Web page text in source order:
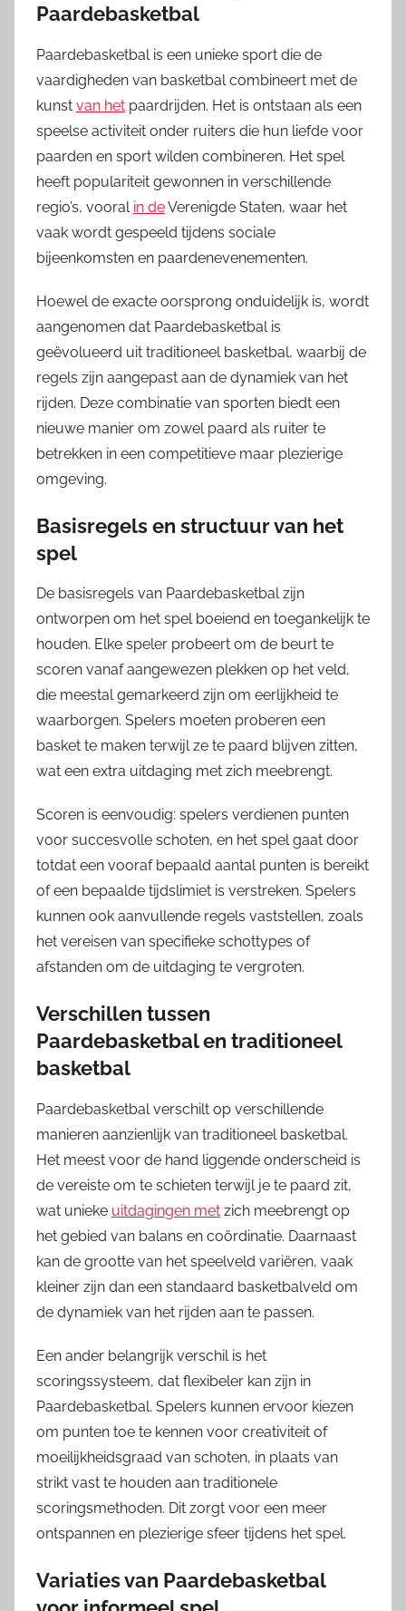
Paardebasketbal
Paardebasketbal is een unieke sport die de
vaardigheden van basketbal combineert met de
kunst van het paardrijden. Het is ontstaan als een
speelse activiteit onder ruiters die hun liefde voor
paarden en sport wilden combineren. Het spel
heeft populariteit gewonnen in verschillende
regio’s, vooral in deVerenigde Staten, waar het
vaak wordt gespeeld tijdens sociale
bijeenkomsten en paardenevenementen.
Hoewel de exacte oorsprong onduidelijk is, wordt
aangenomen dat Paardebasketbal is
geëvolueerd uit traditioneel basketbal, waarbij de
regels zijn aangepast aan de dynamiek van het
rijden. Deze combinatie van sporten biedt een
nieuwe manier om zowel paard als ruiter te
betrekken in een competitieve maar plezierige
omgeving.
Basisregels en structuur van het
spel
De basisregels van Paardebasketbal zijn
ontworpen om het spel boeiend en toegankelijk te
houden. Elke speler probeert om de beurt te
scoren vanaf aangewezen plekken op het veld,
die meestal gemarkeerd zijn om eerlijkheid te
waarborgen. Spelers moeten proberen een
basket te maken terwijl ze te paard blijven zitten,
wat een extra uitdaging met zich meebrengt.
Scoren is eenvoudig: spelers verdienen punten
voor succesvolle schoten, en het spel gaat door
totdat een vooraf bepaald aantal punten is bereikt
of een bepaalde tijdslimiet is verstreken. Spelers
kunnen ook aanvullende regels vaststellen, zoals
het vereisen van specifieke schottypes of
afstanden om de uitdaging te vergroten.
Verschillen tussen
Paardebasketbal en traditioneel
basketbal
Paardebasketbal verschilt op verschillende
manieren aanzienlijk van traditioneel basketbal.
Het meest voor de hand liggende onderscheid is
de vereiste om te schieten terwijl je te paard zit,
wat unieke uitdagingen met zich meebrengt op
het gebied van balans en coördinatie. Daarnaast
kan de grootte van het speelveld variëren, vaak
kleiner zijn dan een standaard basketbalveld om
de dynamiek van het rijden aan te passen.
Een ander belangrijk verschil is het
scoringssysteem, dat flexibeler kan zijn in
Paardebasketbal. Spelers kunnen ervoor kiezen
om punten toe te kennen voor creativiteit of
moeilijkheidsgraad van schoten, in plaats van
strikt vast te houden aan traditionele
scoringsmethoden. Dit zorgt voor een meer
ontspannen en plezierige sfeer tijdens het spel.
Variaties van Paardebasketbal